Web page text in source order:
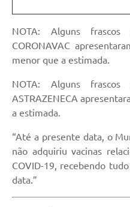
NOTA: Alguns
CORONAVAC
menor que a estimada.
NOTA: Alguns
ASTRAZENECA
a estimada.
“Até a presente data, o
não adquiriu vacinas
COVID-19, recebendo
data.”